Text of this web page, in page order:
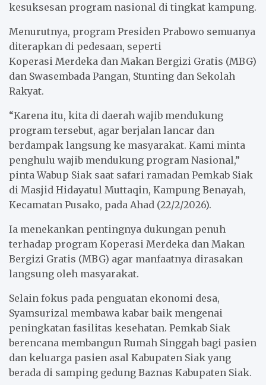
o
r
p
kesuksesan program nasional di tingkat kampung.
Menurutnya, program Presiden Prabowo semuanya
diterapkan di pedesaan, seperti
Koperasi Merdeka dan Makan Bergizi Gratis (MBG)
dan Swasembada Pangan, Stunting dan Sekolah
Rakyat.
“Karena itu, kita di daerah wajib mendukung
program tersebut, agar berjalan lancar dan
berdampak langsung ke masyarakat. Kami minta
penghulu wajib mendukung program Nasional,”
pinta Wabup Siak saat safari ramadan Pemkab Siak
di Masjid Hidayatul Muttaqin, Kampung Benayah,
Kecamatan Pusako, pada Ahad (22/2/2026).
Ia menekankan pentingnya dukungan penuh
terhadap program Koperasi Merdeka dan Makan
Bergizi Gratis (MBG) agar manfaatnya dirasakan
langsung oleh masyarakat.
Selain fokus pada penguatan ekonomi desa,
Syamsurizal membawa kabar baik mengenai
peningkatan fasilitas kesehatan. Pemkab Siak
berencana membangun Rumah Singgah bagi pasien
dan keluarga pasien asal Kabupaten Siak yang
berada di samping gedung Baznas Kabupaten Siak.